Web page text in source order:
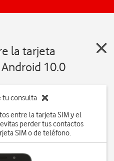
la tarjeta
10.0
tu consulta
entre la tarjeta SIM y el
perder tus contactos
SIM o de teléfono.